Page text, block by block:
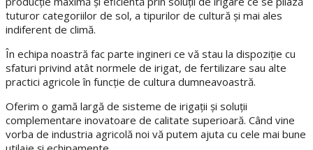
tuturor categoriilor de sol, a tipurilor de cultură și mai ales
indiferent de climă.
În echipa noastră fac parte ingineri ce vă stau la dispoziție cu
sfaturi privind atât normele de irigat, de fertilizare sau alte
practici agricole în funcție de cultura dumneavoastră.
Oferim o gamă largă de sisteme de irigații și soluții
complementare inovatoare de calitate superioară. Când vine
vorba de industria agricolă noi vă putem ajuta cu cele mai bune